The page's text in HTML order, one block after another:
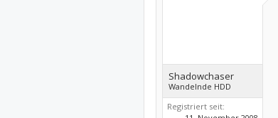
Shadowchaser
Wandelnde HDD
Registriert seit: